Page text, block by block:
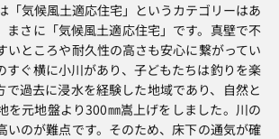
「気候風土適応住宅」というカテゴリーはあ
まさに「気候風土適応住宅」です。真壁で不
いところや耐久性の高さも安心に繋がってい
すぐ横に小川があり、子どもたちは釣りを楽
で過去に浸水を経験した地域であり、自然と
を元地盤より300㎜嵩上げをしました。川の
いのが難点です。そのため、床下の通気が確